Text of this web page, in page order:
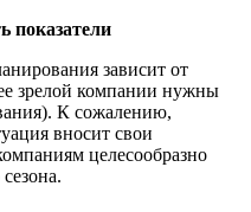
показатели
зависит от
зрелой компании нужны
К сожалению,
вносит свои
целесообразно